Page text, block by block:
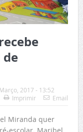
2017 - 13:52
Imprimir
Email
Miranda quer